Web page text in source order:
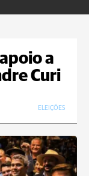
a
Curi
ELEIÇÕES